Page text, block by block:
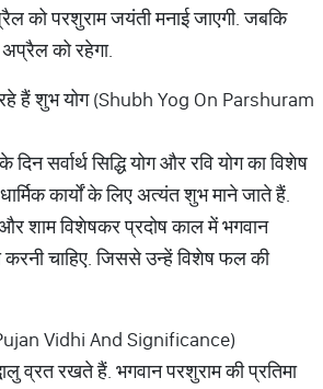
को परशुराम जयंती मनाई जाएगी. जबकि
अप्रैल को रहेगा.
हैं शुभ योग (Shubh Yog On Parshuram
सर्वार्थ सिद्धि योग और रवि योग का विशेष
कार्यों के लिए अत्यंत शुभ माने जाते हैं.
शाम विशेषकर प्रदोष काल में भगवान
करनी चाहिए. जिससे उन्हें विशेष फल की
Vidhi And Significance)
व्रत रखते हैं. भगवान परशुराम की प्रतिमा